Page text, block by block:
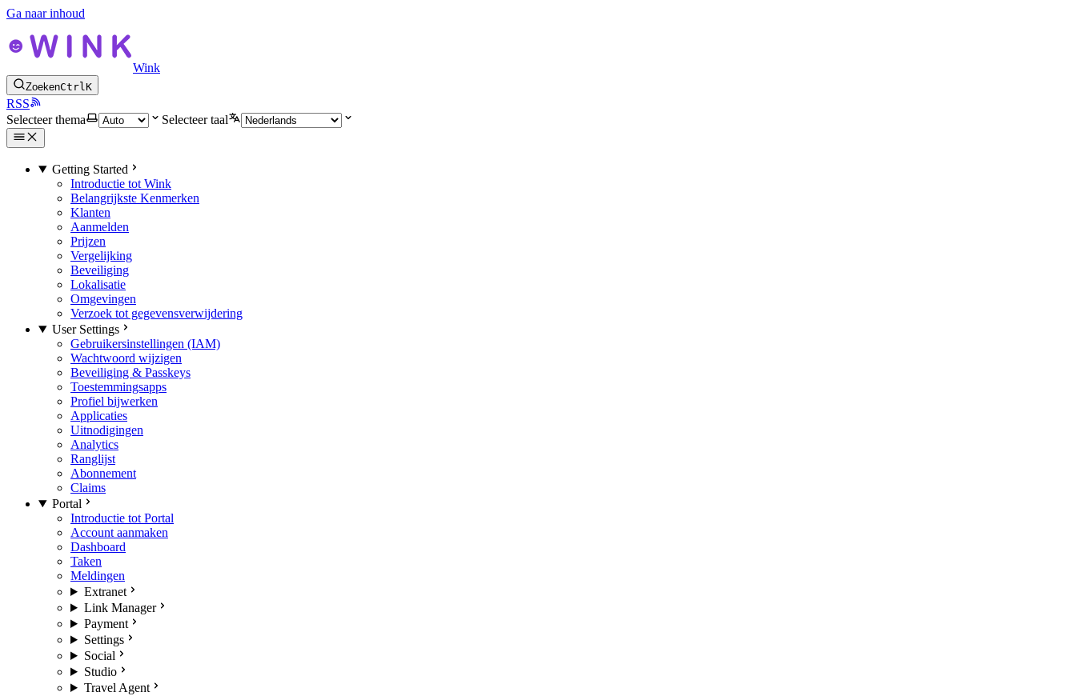
Ga naar inhoud
Wink
ZoekenCtrlK
RSS
Selecteer thema
Selecteer taal
Getting Started
Introductie tot Wink
Belangrijkste Kenmerken
Klanten
Aanmelden
Prijzen
Vergelijking
Beveiliging
Lokalisatie
Omgevingen
Verzoek tot gegevensverwijdering
User Settings
Gebruikersinstellingen (IAM)
Wachtwoord wijzigen
Beveiliging & Passkeys
Toestemmingsapps
Profiel bijwerken
Applicaties
Uitnodigingen
Analytics
Ranglijst
Abonnement
Claims
Portal
Introductie tot Portal
Account aanmaken
Dashboard
Taken
Meldingen
Extranet
Link Manager
Payment
Settings
Social
Studio
Travel Agent